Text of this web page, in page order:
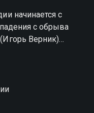
начинается с
с обрыва
Верник)
и страдает
Дубровин)
и
Марченко